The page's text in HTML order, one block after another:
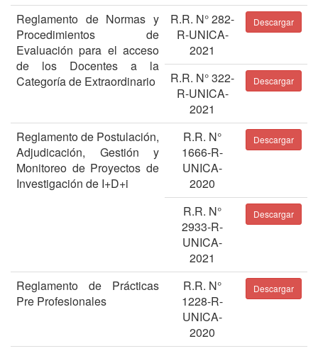
Reglamento de Normas y
Procedimientos de
Evaluación para el acceso
de los Docentes a la
Categoría de Extraordinario
R.R. N° 282-
R-UNICA-
2021
Descargar
R.R. N° 322-
R-UNICA-
2021
Descargar
Reglamento de Postulación,
Adjudicación, Gestión y
Monitoreo de Proyectos de
Investigación de I+D+i
R.R. N°
1666-R-
UNICA-
2020
Descargar
R.R. N°
2933-R-
UNICA-
2021
Descargar
Reglamento de Prácticas
Pre Profesionales
R.R. N°
1228-R-
UNICA-
2020
Descargar